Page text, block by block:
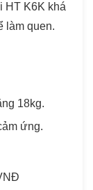
HT K6K khá
làm quen.
18kg.
ứng.